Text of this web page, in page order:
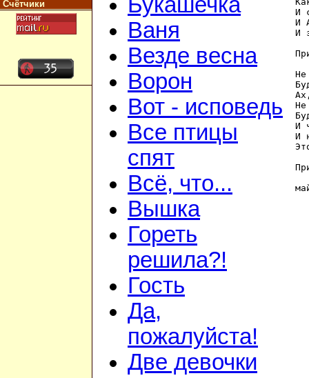
Счётчики
Букашечка
Ваня
Везде весна
Ворон
Вот - исповедь
Все птицы
спят
Всё, что...
Вышка
Гореть
решила?!
Гость
Да,
пожалуйста!
Две девочки
И
И
И
И
И